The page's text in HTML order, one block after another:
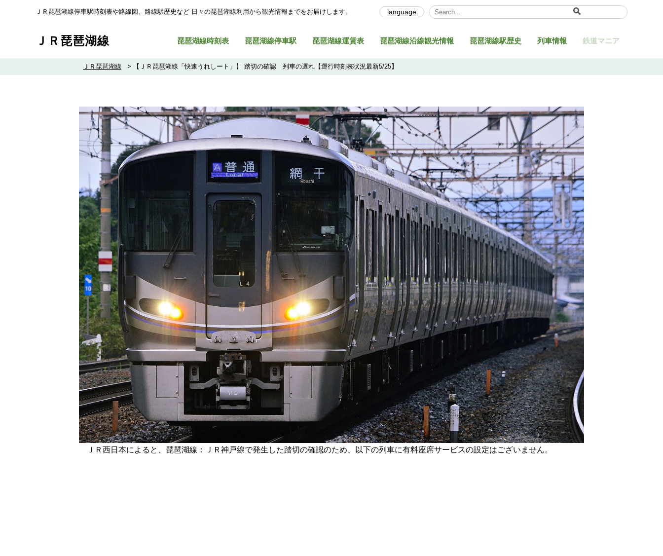
ＪＲ琵琶湖線停車駅時刻表や路線図、路線駅歴史など ⽇々の琵琶湖線利⽤から観光情報までをお届けします。 language
ＪＲ琵琶湖線 琵琶湖線時刻表 琵琶湖線停車駅 琵琶湖線運賃表 琵琶湖線沿線観光情報 琵琶湖線駅歴史 列車情報 鉄道マニア
ＪＲ琵琶湖線 > 【ＪＲ琵琶湖線「快速うれしート」】 踏切の確認 列車の遅れ【運行時刻表状況最新5/25】
ＪＲ西日本によると、琵琶湖線：ＪＲ神戸線で発生した踏切の確認のため、以下の列車に有料座席サービスの設定はございません。